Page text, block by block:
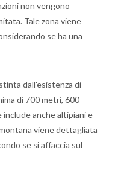
non vengono
Tale zona viene
se ha una
dall'esistenza di
di 700 metri, 600
anche altipiani e
viene dettagliata
se si affaccia sul